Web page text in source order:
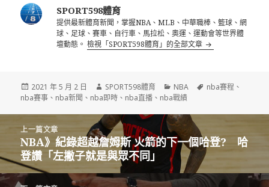
SPORT598體育
提供最新體育新聞，掌握NBA、MLB、中華職棒、籃球、網
球、足球、賽車、自行車、馬拉松、奧運、運動會等世界體
壇動態。檢視「SPORT598體育」的全部文章
發
佈
2021 年 5 月 2 日
作
者
SPORT598體育
分
類
NBA
標
nba賽程 、
nba賽事 、 nba新聞 、 nba即時 、 nba直播 、 nba戰績
導
覽
上一篇文章
上
一
篇
NBA》紀錄超越詹姆斯 火箭的下一個哈登? 哈
登讚「左撇子就是與眾不同」